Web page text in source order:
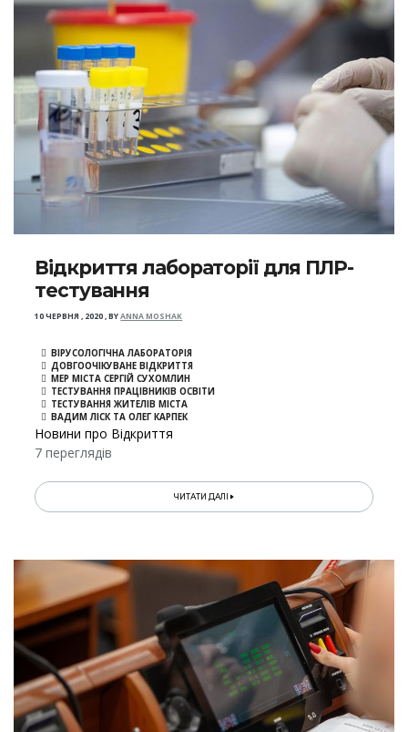
Відкриття лабораторії для ПЛР-
тестування
10 ЧЕРВНЯ , 2020,BYANNA MOSHAK
ВІРУСОЛОГІЧНА ЛАБОРАТОРІЯ
ДОВГООЧІКУВАНЕ ВІДКРИТТЯ
МЕР МІСТА СЕРГІЙ СУХОМЛИН
ТЕСТУВАННЯ ПРАЦІВНИКІВ ОСВІТИ
ТЕСТУВАННЯ ЖИТЕЛІВ МІСТА
ВАДИМ ЛІСК ТА ОЛЕГ КАРПЕК
Новини про Відкриття
7 переглядів
ЧИТАТИ ДАЛІ